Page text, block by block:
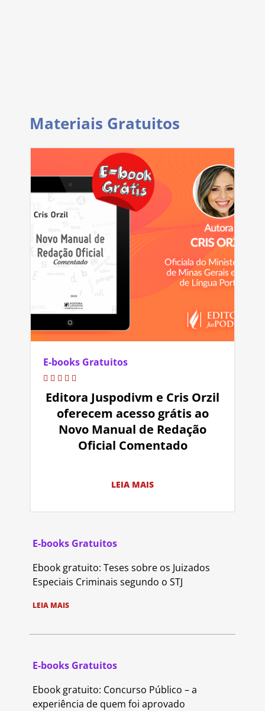
Materiais Gratuitos
E-books Gratuitos
Editora Juspodivm e Cris Orzil
oferecem acesso grátis ao
Novo Manual de Redação
Oficial Comentado
LEIA MAIS
E-books Gratuitos
Ebook gratuito: Teses sobre os Juizados
Especiais Criminais segundo o STJ
LEIA MAIS
E-books Gratuitos
Ebook gratuito: Concurso Público – a
experiência de quem foi aprovado